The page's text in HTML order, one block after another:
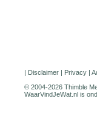
| Disclaimer | Privacy |
© 2004-2026 Thimble
WaarVindJeWat.nl is